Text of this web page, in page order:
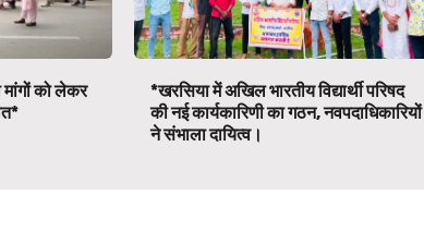
को लेकर
*खरसिया में अखिल भारतीय विद्यार्थी परिषद
की नई कार्यकारिणी का गठन, नवपदाधिकारियों
ने संभाला दायित्व।